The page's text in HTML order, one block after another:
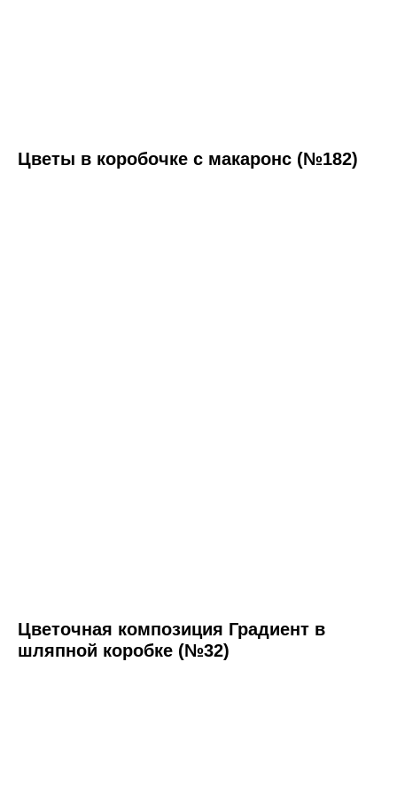
Цветы в коробочке с макаронс (№182)
Цветочная композиция Градиент в
шляпной коробке (№32)